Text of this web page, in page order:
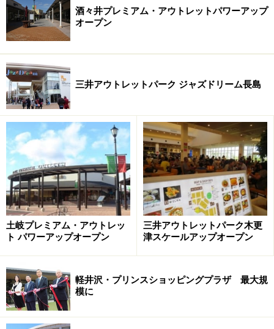
酒々井プレミアム・アウトレットパワーアップ
オープン
三井アウトレットパーク ジャズドリーム長島
土岐プレミアム・アウトレッ
ト パワーアップオープン
三井アウトレットパーク木更
津スケールアップオープン
軽井沢・プリンスショッピングプラザ 最大規
模に